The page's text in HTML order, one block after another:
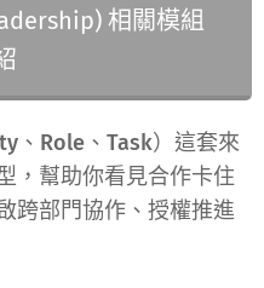
相關模組
、Role、Task） 這套來
，幫助你看見合作卡住
跨部門協作、授權推進